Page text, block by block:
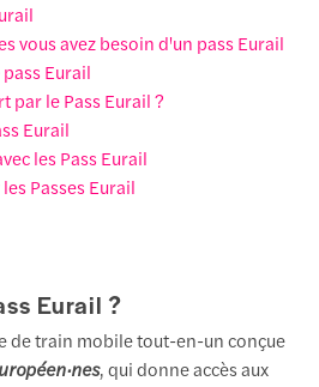
vous avez besoin d'un pass Eurail
Eurail
par le Pass Eurail ?
Eurail
les Pass Eurail
Passes Eurail
Eurail ?
de train mobile tout-en-un conçue
, qui donne accès aux